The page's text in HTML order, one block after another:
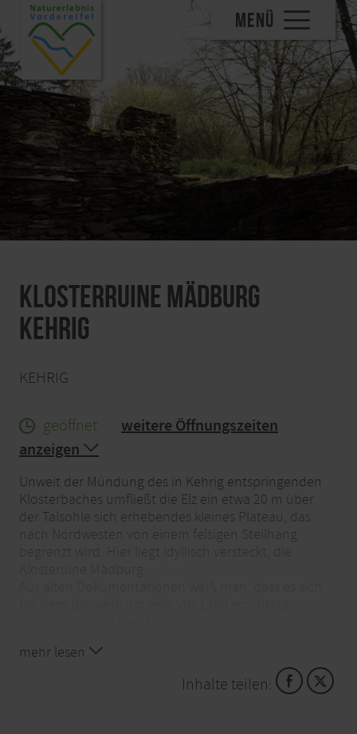
MENÜ
Klosterruine Mädburg
Kehrig
KEHRIG
geöffnet
weitere Öffnungszeiten
anzeigen
Unweit der Mündung des in Kehrig entspringenden
Klosterbaches umfließt die Elz ein etwa 20 m über
der Talsohle sich erhebendes kleines Plateau, das
nach Nordwesten von einem felsigen Steilhang
handelt, die zu Ehren der Heiligen Luzia errichtet
worden war. Dieser Anbautrakt wurde nach 1700 mit
einer Trennmauer versehen. Etwa um 1810 muss der
mehr lesen
Inhalte teilen: